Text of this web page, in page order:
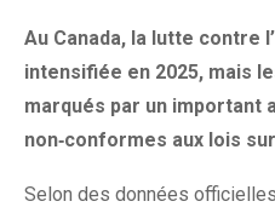
Au Canada, la lutte contre
intensifiée en 2025, mais
marqués par un important
non‑conformes aux lois
Selon des données